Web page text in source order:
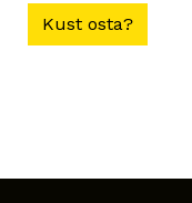
Kust osta?